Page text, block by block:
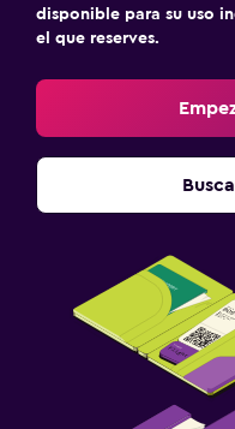
disponible para su uso
el que reserves.